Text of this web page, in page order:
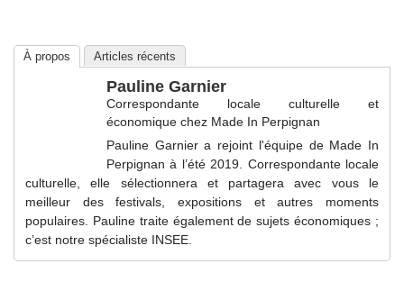
À propos Articles récents
Pauline Garnier
Correspondante locale culturelle et
économique chez Made In Perpignan
Pauline Garnier a rejoint l'équipe de Made In
Perpignan à l’été 2019. Correspondante locale
culturelle, elle sélectionnera et partagera avec vous le
meilleur des festivals, expositions et autres moments
populaires. Pauline traite également de sujets économiques ;
c’est notre spécialiste INSEE.